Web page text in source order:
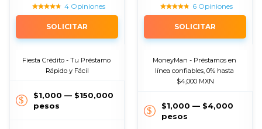
4 Opiniones
SOLICITAR
Fiesta Crédito - Tu Préstamo
Rápido y Fácil
$1,000 — $150,000
pesos
6 Opiniones
SOLICITAR
MoneyMan - Préstamos en
línea confiables, 0% hasta
$4,000 MXN
$1,000 — $4,000
pesos